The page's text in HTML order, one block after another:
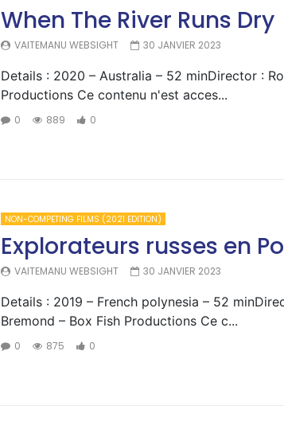
When The River Runs Dry
VAITEMANU WEBSIGHT 30 JANVIER 2023
Details : 2020 – Australia – 52 minDirector :
Productions Ce contenu n'est acces...
0 889 0
NON-COMPETING FILMS (2021 EDITION)
Explorateurs russes en
VAITEMANU WEBSIGHT 30 JANVIER 2023
Details : 2019 – French polynesia – 52
Bremond – Box Fish Productions Ce c...
0 875 0